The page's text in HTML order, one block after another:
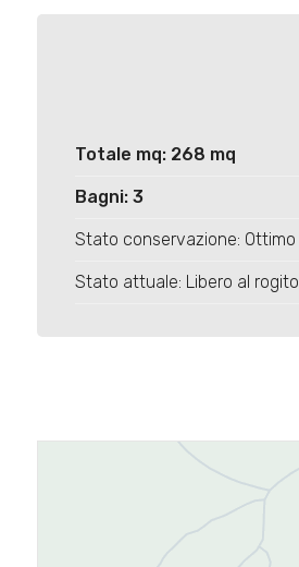
Totale mq: 268 mq
Bagni: 3
Stato conservazione: Ottimo
Stato attuale: Libero al rogito